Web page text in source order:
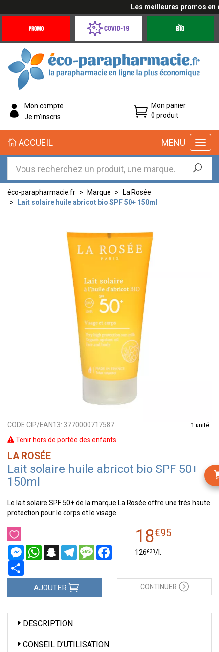
Les meilleures promos en
Offres
Coronavirus
éco-
parapharmacie.fr
éco-
parapharmacie.fr
Mon compte
Je m’inscris
Mon panier
0 produit
MENU
ACCUEIL
éco-parapharmacie.fr Marque
La Rosée
Lait solaire huile abricot bio SPF 50+ 150ml
CODE CIP/EAN13: 3770000717587 1 unité
Tenir hors de portée des enfants
LA ROSÉE
Lait solaire huile abricot bio SPF 50+
150ml
Le lait solaire SPF 50+ de la marque La Rosée offre une très haute
protection pour le corps et le visage.
MessengerWhatsAppSnapchatTelegramMessageFacebook
18€95
126€33/
AJOUTER CONTINUER
DESCRIPTION
CONSEIL D’UTILISATION